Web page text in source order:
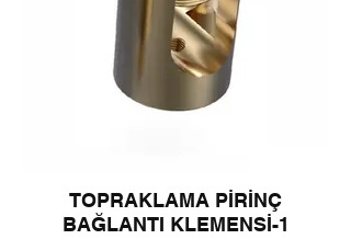
TOPRAKLAMA PİRİNÇ
BAĞLANTI KLEMENSİ-1